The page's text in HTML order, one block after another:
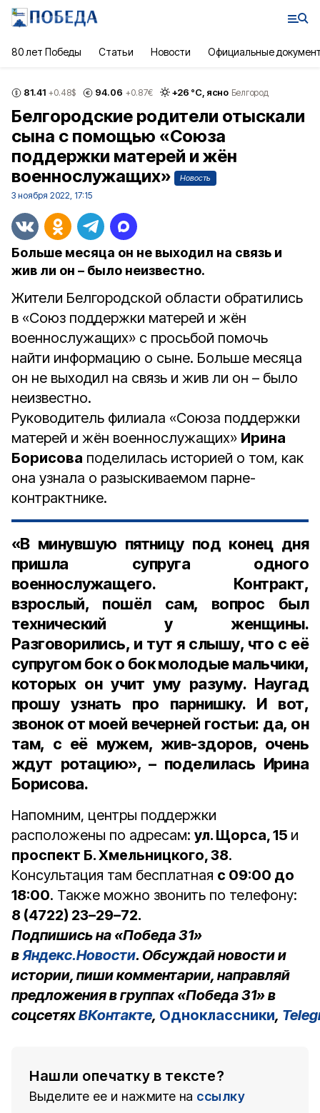
80 лет Победы Статьи Новости Официальные
81.41 +0.48$ 94.06 +0.87€ +26 °С, ясно Белгород
Белгородские родители отыскали
сына с помощью «Союза
поддержки матерей и жён
военнослужащих»
Новость
3 ноября 2022, 17:15
Больше месяца он не выходил на связь и
жив ли он – было неизвестно.
Жители Белгородской области обратились
в «Союз поддержки матерей и жён
военнослужащих» с просьбой помочь
найти информацию о сыне. Больше месяца
он не выходил на связь и жив ли он – было
неизвестно.
Руководитель филиала «Союза поддержки
матерей и жён военнослужащих» Ирина
Борисова поделилась историей о том, как
она узнала о разыскиваемом парне-
контрактнике.
«В минувшую пятницу под конец дня
пришла супруга одного
военнослужащего. Контракт,
взрослый, пошёл сам, вопрос был
технический у женщины.
Разговорились, и тут я слышу, что с её
супругом бок о бок молодые мальчики,
которых он учит уму разуму. Наугад
прошу узнать про парнишку. И вот,
звонок от моей вечерней гостьи: да, он
там, с её мужем, жив-здоров, очень
ждут ротацию», – поделилась Ирина
Борисова.
Напомним, центры поддержки
расположены по адресам: ул. Щорса, 15 и
проспект Б. Хмельницкого, 38.
Консультация там бесплатная с 09:00 до
18:00. Также можно звонить по телефону:
8 (4722) 23–29–72.
Подпишись на «Победа 31»
вЯндекс.Новости. Обсуждай новости и
истории, пиши комментарии, направляй
предложения в группах «Победа 31» в
соцсетяхВКонтакте, Одноклассники,
Нашли опечатку в тексте?
Выделите ее и нажмите на ссылку